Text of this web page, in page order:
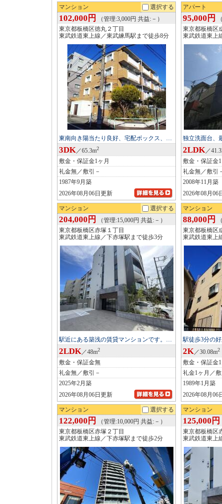
マンション 選択する
102,000円
（管理:3,000円 共益:－）
東京都板橋区徳丸２丁目
東武鉄道東上線／東武練馬駅まで徒歩8分
東南向き陽当たり良好、宅配ボックス、…
3DK／65.3m2
敷金・保証金1ヶ月
礼金無／敷引－
1987年9月築
2026年08月06日更新
アパート
95,000円
東京都板橋区
東武鉄道東上
独立洗面台、
2LDK／
敷金・保証金
礼金無／敷引
2008年11月築
2026年08月06
マンション 選択する
204,000円
（管理:15,000円 共益:－）
東京都板橋区赤塚１丁目
東武鉄道東上線／下赤塚駅まで徒歩3分
駅近にある築浅の賃貸マンションです。…
2LDK／48m2
敷金・保証金無
礼金無／敷引－
2025年2月築
2026年08月06日更新
マンション
88,000円
東京都板橋区
東武鉄道東上
駅徒歩3分の
2K／30.08m2
敷金・保証金
礼金1ヶ月／
1989年1月築
2026年08月06
マンション 選択する
122,000円
（管理:10,000円 共益:－）
東京都板橋区赤塚２丁目
東武鉄道東上線／下赤塚駅まで徒歩2分
マンション
125,000円
東京都板橋区
東武鉄道東上